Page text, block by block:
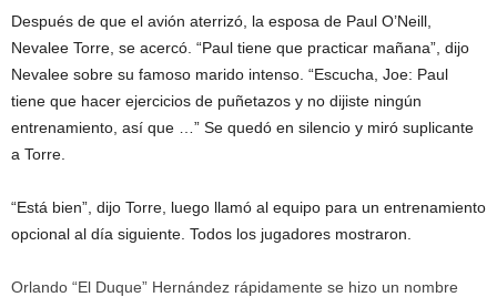
Después de que el avión aterrizó, la esposa de Paul O’Neill,
Nevalee Torre, se acercó. “Paul tiene que practicar mañana”, dijo
Nevalee sobre su famoso marido intenso. “Escucha, Joe: Paul
tiene que hacer ejercicios de puñetazos y no dijiste ningún
entrenamiento, así que …” Se quedó en silencio y miró suplicante
a Torre.
“Está bien”, dijo Torre, luego llamó al equipo para un entrenamiento
opcional al día siguiente. Todos los jugadores mostraron.
Orlando “El Duque” Hernández rápidamente se hizo un nombre